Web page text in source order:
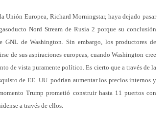
Unión Europea, Richard Morningstar, haya dejado pasar
Nord Stream de Rusia 2 porque su conclusión
GNL de Washington. Sin embargo, los productores de
de sus aspiraciones europeas, cuando Washington cree
de vista puramente político. Es cierto que a través de la
de EE. UU. podrían aumentar los precios internos y
Trump prometió construir hasta 11 puertos con
a través de ellos.